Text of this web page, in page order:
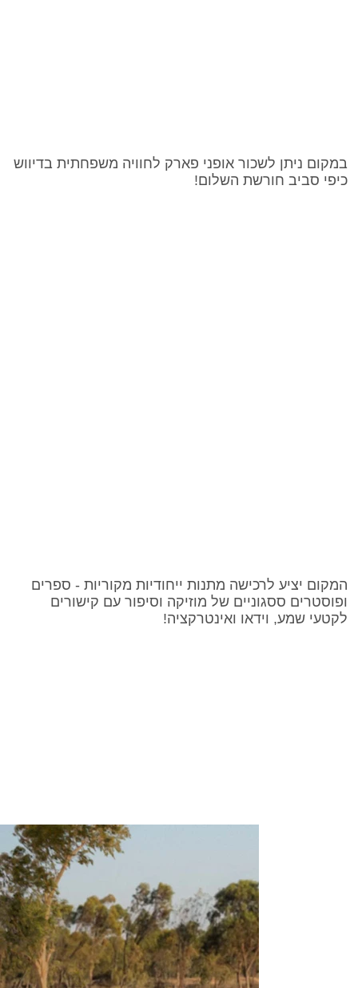
המקום יציע לרכישה מתנות ייחודיות מקוריות - ספרים
ופוסטרים ססגוניים של מוזיקה וסיפור עם קישורים
לקטעי שמע, וידאו ואינטרקציה!
במקום ניתן לשכור אופני פארק לחוויה משפחתית בדיווש
כיפי סביב חורשת השלום!